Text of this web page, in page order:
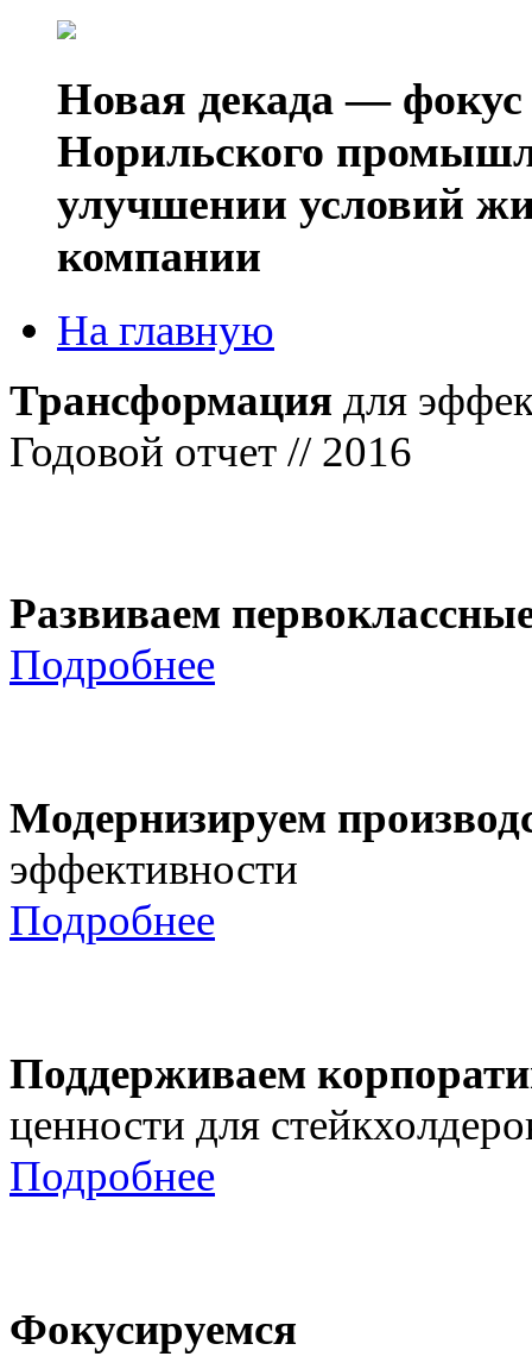
Новая декада — фокус
Норильского
улучшении условий
компании
На главную
Трансформация для
Годовой отчет // 2016
Развиваем
Подробнее
Модернизируем
эффективности
Подробнее
Поддерживаем
ценности для
Подробнее
Фокусируемся